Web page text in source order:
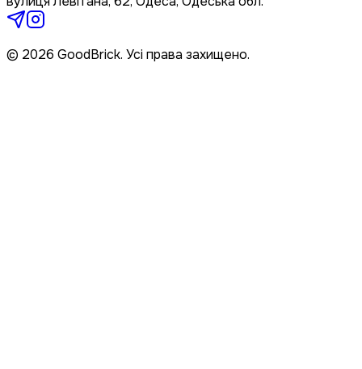
© 2026 GoodBrick. Усі права захищено.